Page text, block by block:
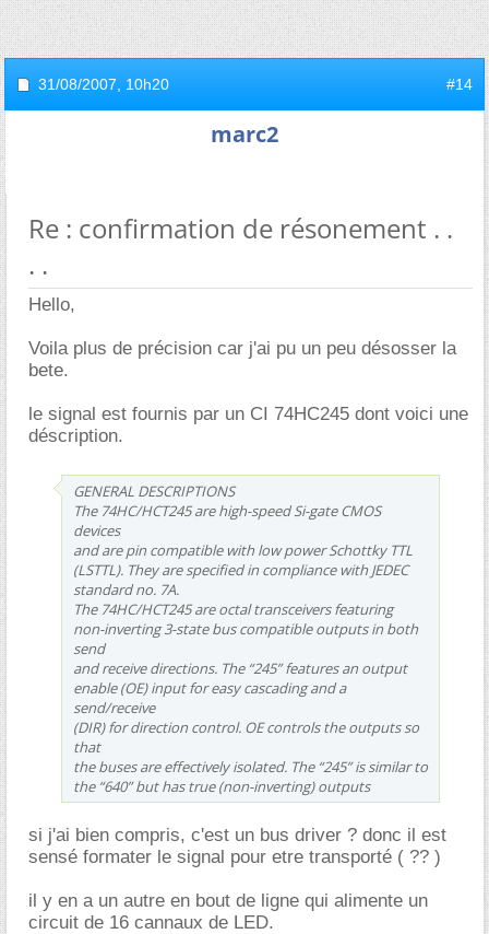
31/08/2007, 10h20 #14
marc2
Re : confirmation de résonement . .
. .
Hello,
Voila plus de précision car j'ai pu un peu désosser la
bete.
le signal est fournis par un CI 74HC245 dont voici une
déscription.
GENERAL DESCRIPTIONS
The 74HC/HCT245 are high-speed Si-gate CMOS
devices
and are pin compatible with low power Schottky TTL
(LSTTL). They are specified in compliance with JEDEC
standard no. 7A.
The 74HC/HCT245 are octal transceivers featuring
non-inverting 3-state bus compatible outputs in both
send
and receive directions. The “245” features an output
enable (OE) input for easy cascading and a
send/receive
(DIR) for direction control. OE controls the outputs so
that
the buses are effectively isolated. The “245” is similar to
the “640” but has true (non-inverting) outputs
si j'ai bien compris, c'est un bus driver ? donc il est
sensé formater le signal pour etre transporté ( ?? )
il y en a un autre en bout de ligne qui alimente un
circuit de 16 cannaux de LED.